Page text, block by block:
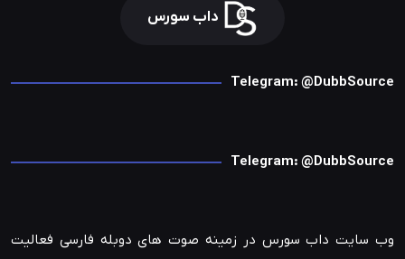
داب سورس
Telegram: @DubbSource
Telegram: @DubbSource
وب سایت داب سورس در زمینه صوت های دوبله فارسی فعالیت